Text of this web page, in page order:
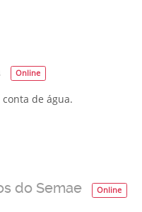
Online
de água.
do Semae Online